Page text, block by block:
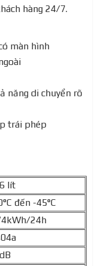
hàng 24/7.
màn hình
năng di chuyển rõ
trái phép
lít
đến -45°C
24h